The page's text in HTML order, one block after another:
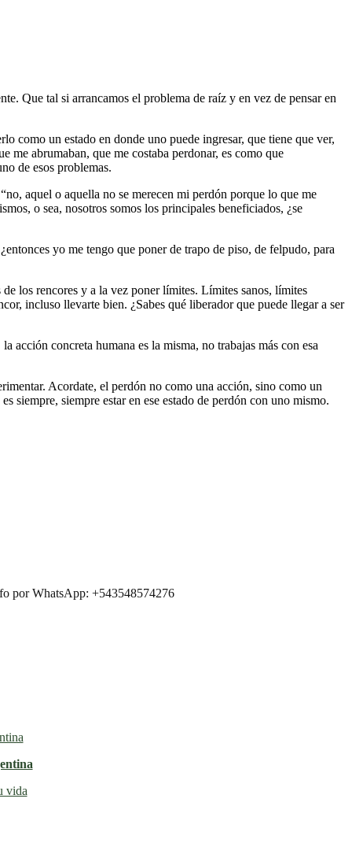
Que tal si arrancamos el problema de raíz y en vez de pensar en
como un estado en donde uno puede ingresar, que tiene que ver,
me abrumaban, que me costaba perdonar, es como que
de esos problemas.
aquel o aquella no se merecen mi perdón porque lo que me
o sea, nosotros somos los principales beneficiados, ¿se
yo me tengo que poner de trapo de piso, de felpudo, para
los rencores y a la vez poner límites. Límites sanos, límites
incluso llevarte bien. ¿Sabes qué liberador que puede llegar a ser
acción concreta humana es la misma, no trabajas más con esa
Acordate, el perdón no como una acción, sino como un
siempre, siempre estar en ese estado de perdón con uno mismo.
por WhatsApp: +543548574276
vida